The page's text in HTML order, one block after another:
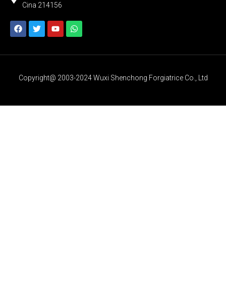
Cina 214156
Copyright@ 2003-2024 Wuxi Shenchong Forgiatrice Co., Ltd